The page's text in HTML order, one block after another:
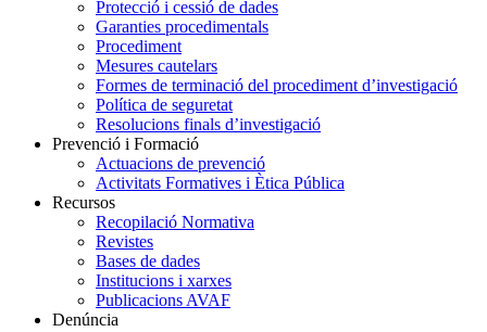
Protecció i cessió de dades
Garanties procedimentals
Procediment
Mesures cautelars
Formes de terminació del procediment d’investigació
Política de seguretat
Resolucions finals d’investigació
Prevenció i Formació
Actuacions de prevenció
Activitats Formatives i Ètica Pública
Recursos
Recopilació Normativa
Revistes
Bases de dades
Institucions i xarxes
Publicacions AVAF
Denúncia